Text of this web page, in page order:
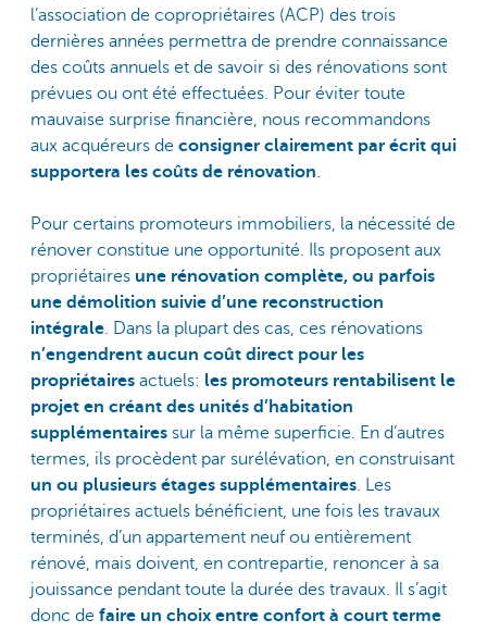
l’association de copropriétaires (ACP) des trois
dernières années permettra de prendre connaissance
des coûts annuels et de savoir si des rénovations sont
prévues ou ont été effectuées. Pour éviter toute
mauvaise surprise financière, nous recommandons
aux acquéreurs de consigner clairement par écrit qui
supportera les coûts de rénovation
Pour certains promoteurs immobiliers, la nécessité de
rénover constitue une opportunité. Ils proposent aux
propriétaires une rénovation complète, ou parfois
une démolition suivie d’une reconstruction
intégrale . Dans la plupart des cas, ces rénovations
n’engendrent aucun coût direct pour les
propriétaires actuels: les promoteurs rentabilisent le
projet en créant des unités d’habitation
supplémentaires sur la même superficie. En d’autres
termes, ils procèdent par surélévation, en construisant
un ou plusieurs étages supplémentaires . Les
propriétaires actuels bénéficient, une fois les travaux
terminés, d’un appartement neuf ou entièrement
rénové, mais doivent, en contrepartie, renoncer à sa
jouissance pendant toute la durée des travaux. Il s’agit
donc de faire un choix entre confort à court terme